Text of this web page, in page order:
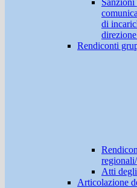
di
Rendiconti
Atti
Articolazione